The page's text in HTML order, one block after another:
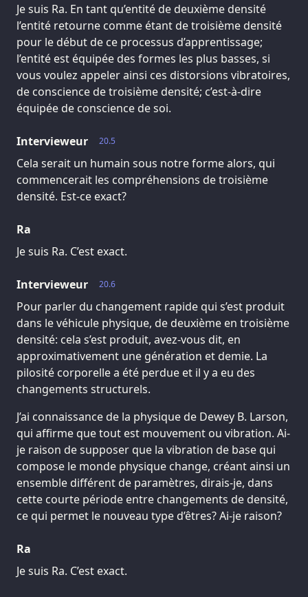
Je suis Ra. En tant qu’entité de deuxième densité
l’entité retourne comme étant de troisième densité
pour le début de ce processus d’apprentissage;
l’entité est équipée des formes les plus basses, si
vous voulez appeler ainsi ces distorsions vibratoires,
de conscience de troisième densité; c’est-à-dire
équipée de conscience de soi.
20.5
Intervieweur
Cela serait un humain sous notre forme alors, qui
commencerait les compréhensions de troisième
densité. Est-ce exact?
Ra
Je suis Ra. C’est exact.
20.6
Intervieweur
Pour parler du changement rapide qui s’est produit
dans le véhicule physique, de deuxième en troisième
densité: cela s’est produit, avez-vous dit, en
approximativement une génération et demie. La
pilosité corporelle a été perdue et il y a eu des
changements structurels.
J’ai connaissance de la physique de Dewey B. Larson,
qui affirme que tout est mouvement ou vibration. Ai-
je raison de supposer que la vibration de base qui
compose le monde physique change, créant ainsi un
ensemble différent de paramètres, dirais-je, dans
cette courte période entre changements de densité,
ce qui permet le nouveau type d’êtres? Ai-je raison?
Ra
Je suis Ra. C’est exact.